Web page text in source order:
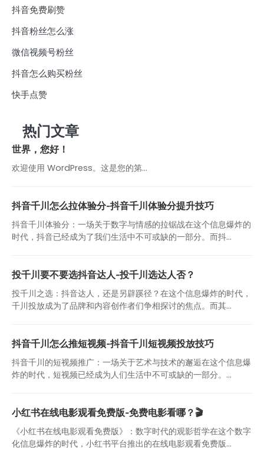
抖音免费刷赞
抖音粉丝怎么涨
微信视频号粉丝
抖音怎么购买粉丝
快手点赞
热门文章
世界，您好！
欢迎使用 WordPress。这是您的第…
抖音千川怎么拉体验分-抖音千川体验分提升技巧
抖音千川体验分：一场关于数字与情感的拉锯战在这个信息爆炸的
时代，抖音已经成为了我们生活中不可或缺的一部分。而抖...
投千川要不要选抖音达人-投千川选达人否？
投千川之选：抖音达人，还是另辟蹊径？在这个信息爆炸的时代，
千川投放成为了品牌和内容创作者们争相探讨的焦点。而其...
抖音千川怎么推短视频-抖音千川短视频投放技巧
抖音千川的短视频推广：一场关于艺术与技术的邂逅在这个信息爆
炸的时代，短视频已经成为人们生活中不可或缺的一部分。...
小红书在线电影观看免费版-免费电影看哪？🎬
《小红书在线电影观看免费版》：数字时代的观影哲学在这个数字
化信息爆炸的时代，小红书平台推出的在线电影观看免费版...